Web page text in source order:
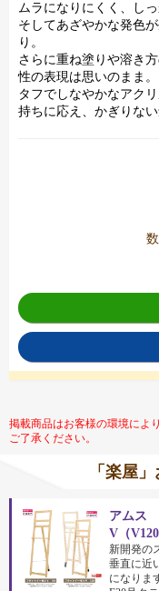
ムラになりにくく、し
そしてあざやかな発色
り。
さらに重ね塗りや溶き
性の表現は思いのまま。
タフでしなやかなアク
持ちに応え、かぎりな
掲載商品はお客様の環境によ
ご了承ください。
「楽屋
アムス
V（V120
新開発の
垂直に近
になりま